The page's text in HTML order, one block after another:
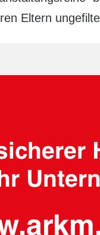
Eltern